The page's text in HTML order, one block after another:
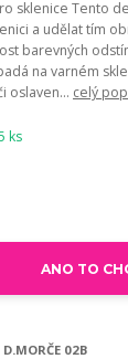
sklenice Tento
a udělat tím
barevných
na varném
oslaven... celý
ks
ANO TO
D.MORČE 02B